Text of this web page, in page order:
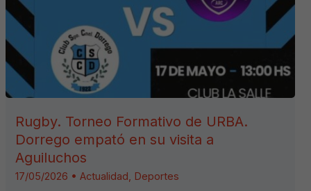
Rugby. Torneo Formativo de URBA.
Dorrego empató en su visita a
Aguiluchos
17/05/2026 •Actualidad, Deportes